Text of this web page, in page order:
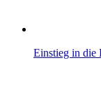
Einstieg in die